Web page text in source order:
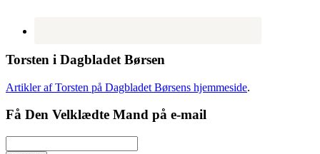
Torsten i Dagbladet Børsen
Artikler af Torsten på Dagbladet Børsens hjemmeside.
Få Den Velklædte Mand på e-mail